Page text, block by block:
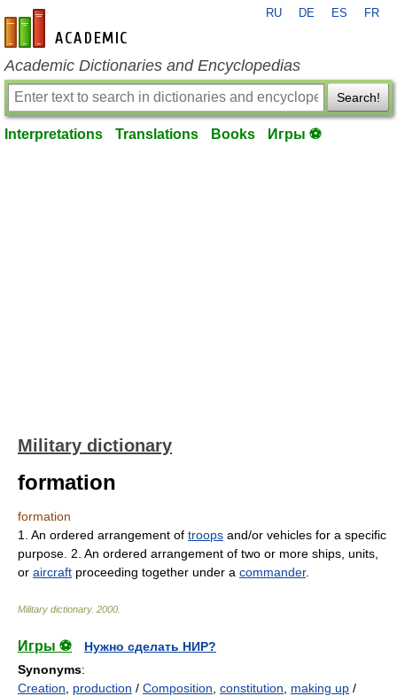
en-academic.com
RU DE ES FR
Academic Dictionaries and Encyclopedias
Search!
Interpretations Translations Books Игры ⚽
Military dictionary
formation
formation
1. An ordered arrangement of troops and/or vehicles for a specific
purpose. 2. An ordered arrangement of two or more ships, units,
or aircraft proceeding together under a commander.
Military dictionary. 2000
Игры ⚽
Нужно сделать НИР?
Synonyms:
Creation
production / Composition constitution making up /